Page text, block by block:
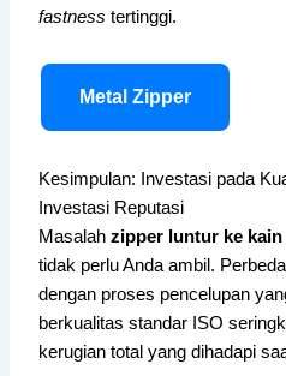
fastness tertinggi.
Metal Zipper
Kesimpulan: Investasi pada
Investasi Reputasi
Masalahzipper luntur ke
tidak perlu Anda ambil.
dengan proses pencelupan
berkualitas standar ISO
kerugian total yang dihadapi